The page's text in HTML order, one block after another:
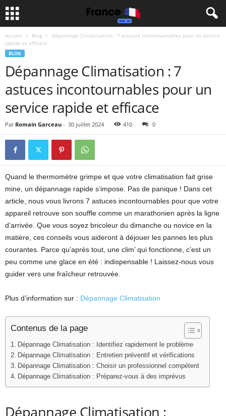
Accueil Blog
Dépannage Climatisation : 7 astuces incontournables pour un service
rapide et efficace
BLOG
Dépannage Climatisation : 7
astuces incontournables pour un
service rapide et efficace
Par Romain Garceau - 30 juillet 2024 410 0
Quand le thermomètre grimpe et que votre climatisation fait grise
mine, un dépannage rapide s’impose. Pas de panique ! Dans cet
article, nous vous livrons 7 astuces incontournables pour que votre
appareil retrouve son souffle comme un marathonien après la ligne
d’arrivée. Que vous soyez bricoleur du dimanche ou novice en la
matière, ces conseils vous aideront à déjouer les pannes les plus
courantes. Parce qu’après tout, une clim’ qui fonctionne, c’est un
peu comme une glace en été : indispensable ! Laissez-nous vous
guider vers une fraîcheur retrouvée.
Plus d’information sur : Dépannage Climatisation
Contenus de la page
Dépannage Climatisation : Identifiez rapidement le problème
Dépannage Climatisation : Entretien préventif et vérifications
Dépannage Climatisation : Choisir un professionnel compétent
Dépannage Climatisation : Préparez-vous à des imprévus
Dépannage Climatisation :